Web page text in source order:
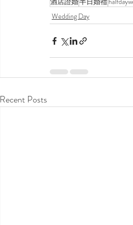
Wedding Day
Recent Posts